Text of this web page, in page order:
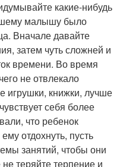
какие-нибудь
малышу было
Вначале давайте
затем чуть сложней и
времени. Во время
не отвлекало
игрушки, книжки, лучше
себя более
что ребенок
отдохнуть, пусть
занятий, чтобы они
теряйте терпение и